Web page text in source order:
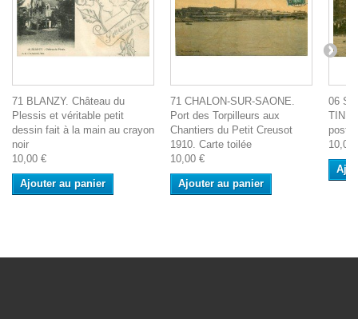
71 BLANZY. Château du
Plessis et véritable petit
dessin fait à la main au crayon
noir
10,00 €
Ajouter au panier
71 CHALON-SUR-SAONE.
Port des Torpilleurs aux
Chantiers du Petit Creusot
1910. Carte toilée
10,00 €
Ajouter au panier
06
10,00